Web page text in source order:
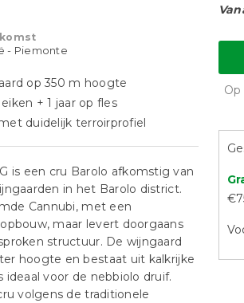
- Piemonte
op 350 m hoogte
+ 1 jaar op fles
duidelijk terroirprofiel
is een cru Barolo afkomstig van
in het Barolo district.
Cannubi, met een
maar levert doorgaans
structuur. De wijngaard
hoogte en bestaat uit kalkrijke
voor de nebbiolo druif.
volgens de traditionele